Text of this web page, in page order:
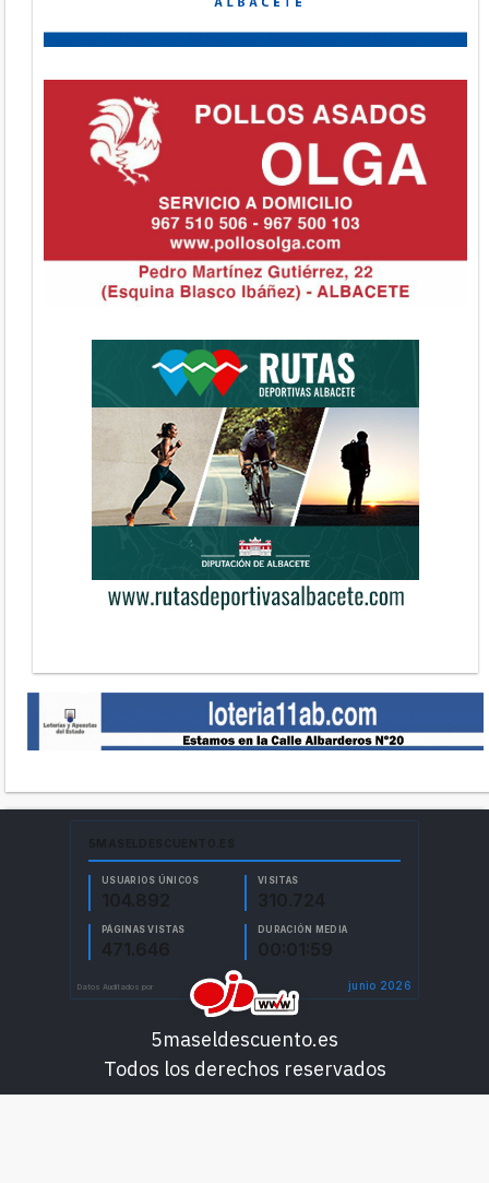
5maseldescuento.es
Todos los derechos reservados